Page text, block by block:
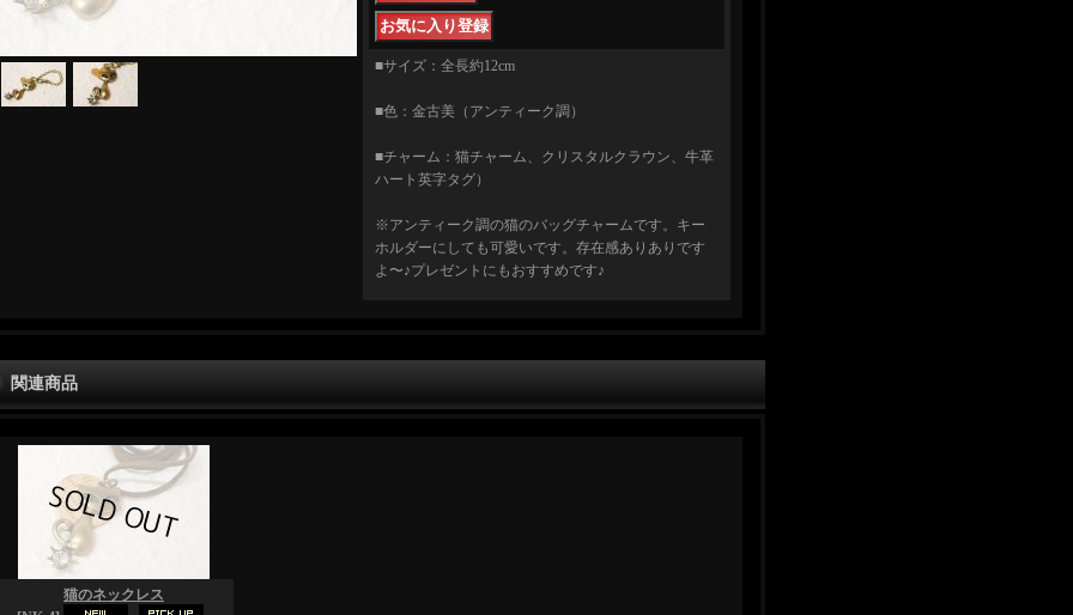
■サイズ：全長約12cm
■色：金古美（アンティーク調）
■チャーム：猫チャーム、クリスタルクラウン、牛革
ハート英字タグ）
※アンティーク調の猫のバッグチャームです。キー
ホルダーにしても可愛いです。存在感ありありです
よ〜♪プレゼントにもおすすめです♪
関連商品
猫のネックレス